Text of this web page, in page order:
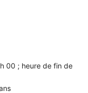
00 ; heure de fin de